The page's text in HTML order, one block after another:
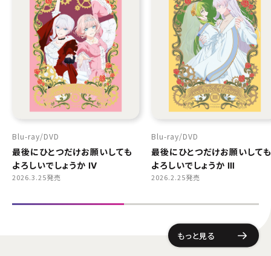
Blu-ray DVD
最後にひとつだけお願いしても
よろしいでしょうか Ⅳ
2026.3.25発売
Blu-ray DVD
最後にひとつだけお願いしても
よろしいでしょうか Ⅲ
2026.2.25発売
もっと見る